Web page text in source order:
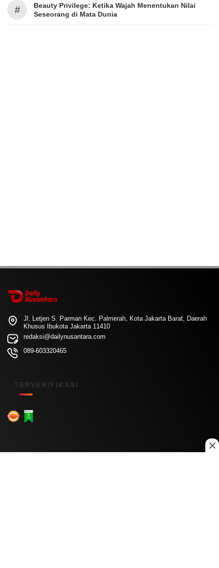
#
Beauty Privilege: Ketika Wajah Menentukan Nilai
Seseorang di Mata Dunia
Jl. Letjen S. Parman Kec. Palmerah, Kota Jakarta Barat, Daerah
Khusus Ibukota Jakarta 11410
redaksi@dailynusantara.com
089-603320465
TERVERIFIKASI